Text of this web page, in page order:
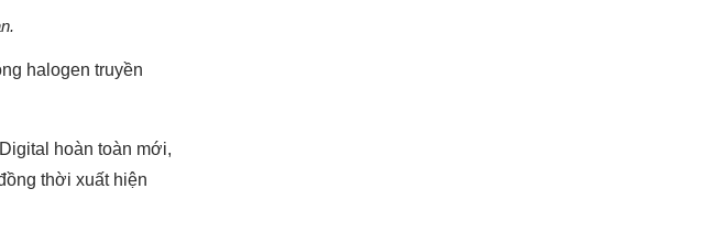
halogen truyền
hoàn toàn mới,
thời xuất hiện